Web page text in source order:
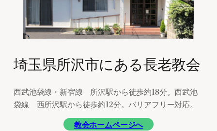
埼玉県所沢市にある長老教会
西武池袋線・新宿線 所沢駅から徒歩約18分。西武池
袋線 西所沢駅から徒歩約12分。バリアフリー対応。
教会ホームページへ